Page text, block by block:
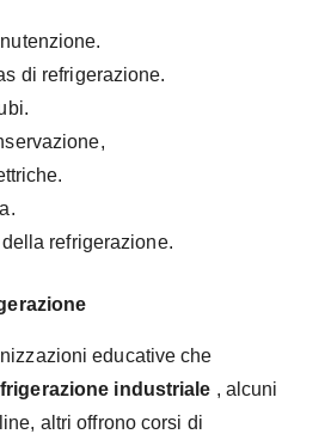
di refrigerazione.
refrigerazione.
educative che
industriale , alcuni
altri offrono corsi di